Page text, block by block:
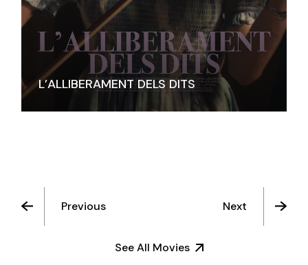
L’ALLIBERAMENT DELS DITS
Previous
See All Movies
Next